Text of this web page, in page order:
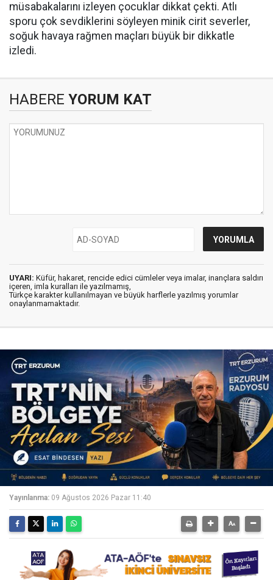
müsabakalarını izleyen çocuklar dikkat çekti. Atlı
sporu çok sevdiklerini söyleyen minik cirit severler,
soğuk havaya rağmen maçları büyük bir dikkatle
izledi.
HABERE YORUM KAT
UYARI: Küfür, hakaret, rencide edici cümleler veya imalar, inançlara saldırı
içeren, imla kuralları ile yazılmamış,
Türkçe karakter kullanılmayan ve büyük harflerle yazılmış yorumlar
onaylanmamaktadır.
Yayınlanma: 09 Ağustos 2026 Pazar 11:40